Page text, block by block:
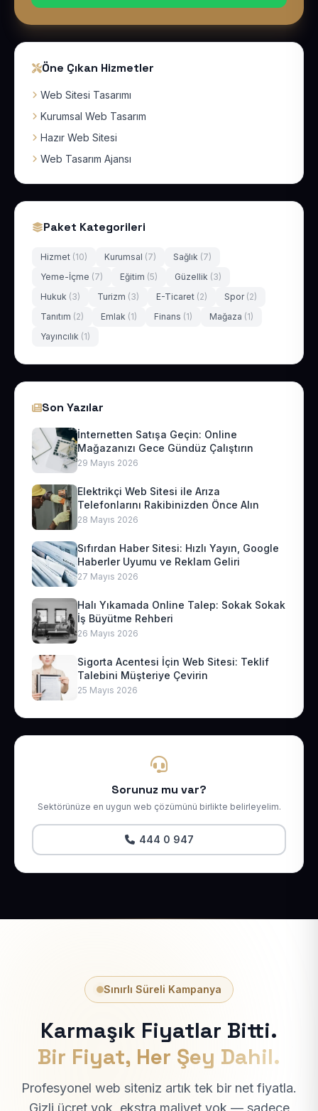
Öne Çıkan Hizmetler
Web Sitesi Tasarımı
Kurumsal Web Tasarım
Hazır Web Sitesi
Web Tasarım Ajansı
Paket Kategorileri
Hizmet (10) Kurumsal (7) Sağlık (7)
Yeme-İçme (7) Eğitim (5) Güzellik (3)
Hukuk (3) Turizm (3) E-Ticaret (2) Spor (2)
Tanıtım (2) Emlak (1) Finans (1) Mağaza (1)
Yayıncılık (1)
Son Yazılar
İnternetten Satışa Geçin: Online
Mağazanızı Gece Gündüz Çalıştırın
29 Mayıs 2026
Elektrikçi Web Sitesi ile Arıza
Telefonlarını Rakibinizden Önce Alın
28 Mayıs 2026
Sıfırdan Haber Sitesi: Hızlı Yayın, Google
Haberler Uyumu ve Reklam Geliri
27 Mayıs 2026
Halı Yıkamada Online Talep: Sokak Sokak
İş Büyütme Rehberi
26 Mayıs 2026
Sigorta Acentesi İçin Web Sitesi: Teklif
Talebini Müşteriye Çevirin
25 Mayıs 2026
Sorunuz mu var?
Sektörünüze en uygun web çözümünü birlikte belirleyelim.
444 0 947
Sınırlı Süreli Kampanya
Karmaşık Fiyatlar Bitti.
Bir Fiyat, Her Şey Dahil.
Profesyonel web siteniz artık tek bir net fiyatla.
Gizli ücret yok, ekstra maliyet yok — sadece